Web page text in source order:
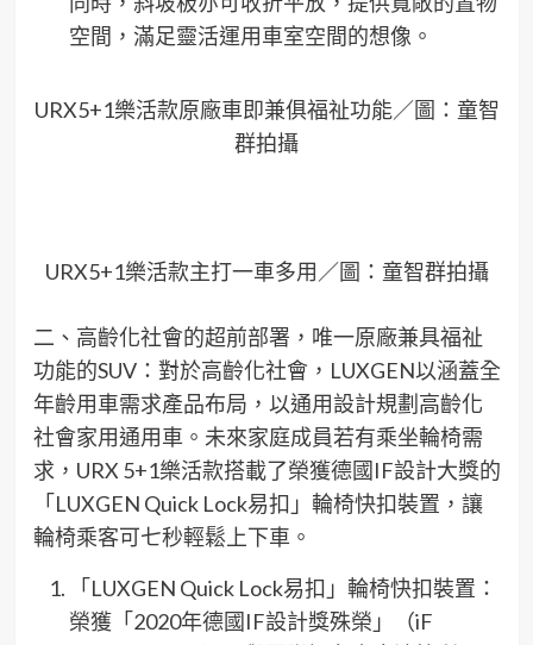
空間，滿足靈活運用車室空間的想像。
URX5+1樂活款原廠車即兼俱福祉功能／圖：童智
群拍攝
URX5+1樂活款主打一車多用／圖：童智群拍攝
二、高齡化社會的超前部署，唯一原廠兼具福祉
功能的SUV：對於高齡化社會，LUXGEN以涵蓋全
年齡用車需求產品布局，以通用設計規劃高齡化
社會家用通用車。未來家庭成員若有乘坐輪椅需
求，URX 5+1樂活款搭載了榮獲德國IF設計大獎的
「LUXGEN Quick Lock易扣」輪椅快扣裝置，讓
輪椅乘客可七秒輕鬆上下車。
「LUXGEN Quick Lock易扣」輪椅快扣裝置：
榮獲「2020年德國IF設計獎殊榮」（iF